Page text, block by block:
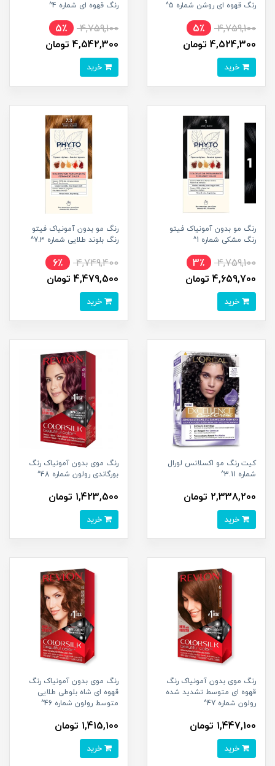
رنگ قهوه ای روشن شماره 5^
4,759,100
5٪
4,524,300 تومان
رنگ قهوه ای شماره 4^
4,759,100
5٪
4,542,300 تومان
رنگ مو بدون آمونیاک فیتو
رنگ مشکی شماره 1^
4,759,100
3٪
4,659,700 تومان
رنگ مو بدون آمونیاک فیتو
رنگ بلوند طلایی شماره 7.3^
4,749,400
6٪
4,479,500 تومان
کیت رنگ مو اکسلانس لورال
شماره 3.11^
2,338,200 تومان
رنگ موی بدون آمونیاک رنگ
بورگاندی رولون شماره 48^
1,423,500 تومان
رنگ موی بدون آمونیاک رنگ
قهوه ای متوسط تشدید شده
رولون شماره 47^
1,447,100 تومان
رنگ موی بدون آمونیاک رنگ
قهوه ای شاه بلوطی طلایی
متوسط رولون شماره 46^
1,415,100 تومان